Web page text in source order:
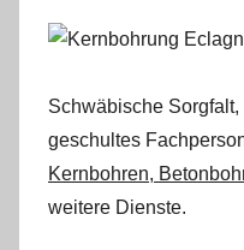
Schwäbische
geschultes
Kernbohren,
weitere Dienste.